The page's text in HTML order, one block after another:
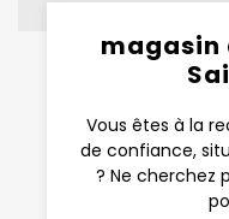
magasin
Vous êtes à la
de confiance,
? Ne cherchez